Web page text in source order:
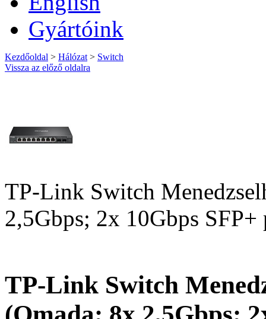
Gyártóink
Kezdőoldal > Hálózat > Switch
Vissza az előző oldalra
TP-Link Switch
2,5Gbps; 2x 10Gbps SFP+
TP-Link Switch